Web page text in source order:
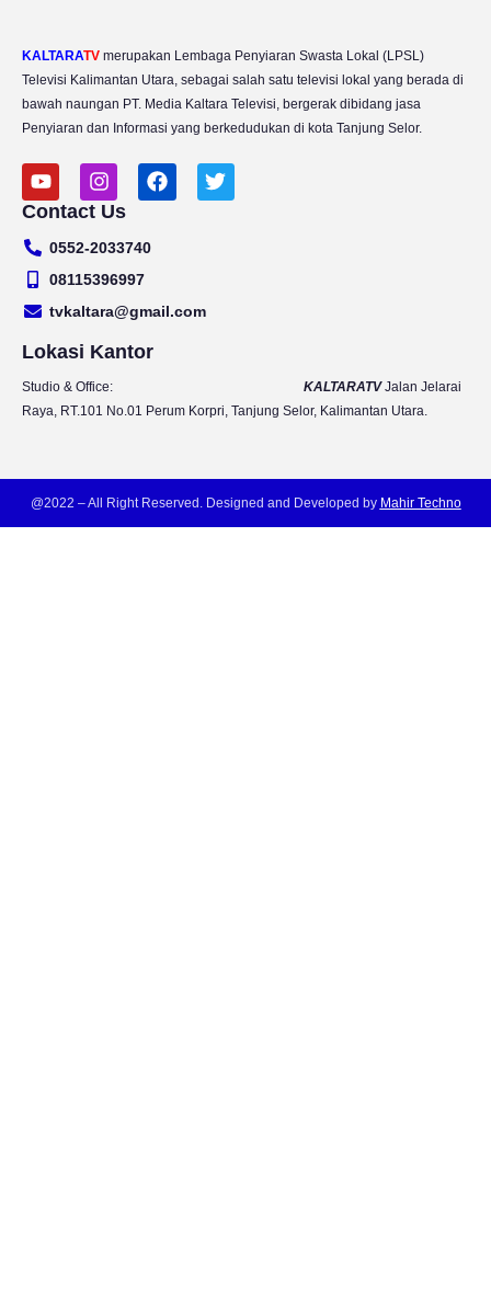
KALTARATV merupakan Lembaga Penyiaran Swasta Lokal (LPSL)
Televisi Kalimantan Utara, sebagai salah satu televisi lokal yang berada di
bawah naungan PT. Media Kaltara Televisi, bergerak dibidang jasa
Penyiaran dan Informasi yang berkedudukan di kota Tanjung Selor.
Y
o
u
u
b
I
n
s
a
g
a
m
F
a
k
T
w
Contact Us
0552-2033740
08115396997
tvkaltara@gmail.com
Lokasi Kantor
Studio & Office: KALTARATVJalan Jelarai
Raya, RT.101 No.01 Perum Korpri, Tanjung Selor, Kalimantan Utara.
@2022 – All Right Reserved. Designed and Developed by Mahir Techno